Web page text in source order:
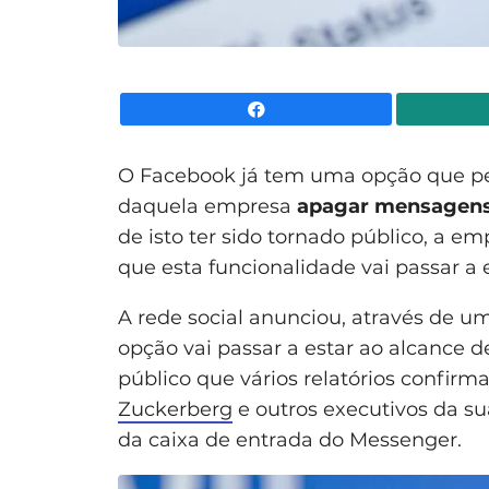
O Facebook já tem uma opção que
daquela empresa apagar
de isto ter sido tornado público, a
que esta funcionalidade vai passar a
A rede social anunciou, através de
opção vai passar a estar ao alcance
público que vários relatórios
Zuckerberg e outros executivos da
da caixa de entrada do Messenger.